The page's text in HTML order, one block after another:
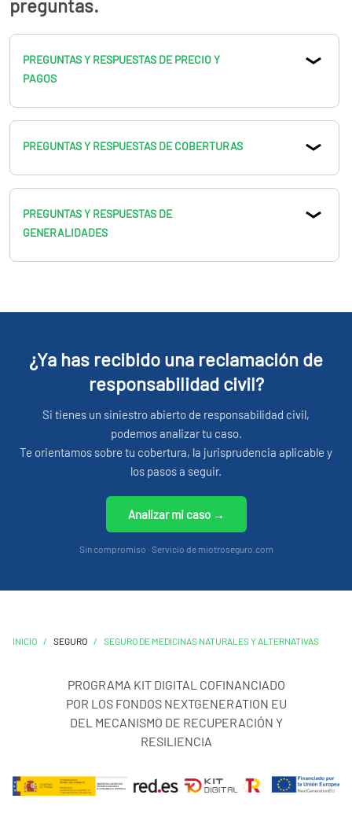
preguntas.
PREGUNTAS Y RESPUESTAS DE PRECIO Y
PAGOS
PREGUNTAS Y RESPUESTAS DE COBERTURAS
PREGUNTAS Y RESPUESTAS DE
GENERALIDADES
¿Ya has recibido una reclamación de
responsabilidad civil?
Si tienes un siniestro abierto de responsabilidad civil,
podemos analizar tu caso.
Te orientamos sobre tu cobertura, la jurisprudencia aplicable y
los pasos a seguir.
Analizar mi caso →
Sin compromiso · Servicio de miotroseguro.com
INICIO / SEGURO / SEGURO DE MEDICINAS NATURALES Y ALTERNATIVAS
PROGRAMA KIT DIGITAL COFINANCIADO
POR LOS FONDOS NEXTGENERATION EU
DEL MECANISMO DE RECUPERACIÓN Y
RESILIENCIA